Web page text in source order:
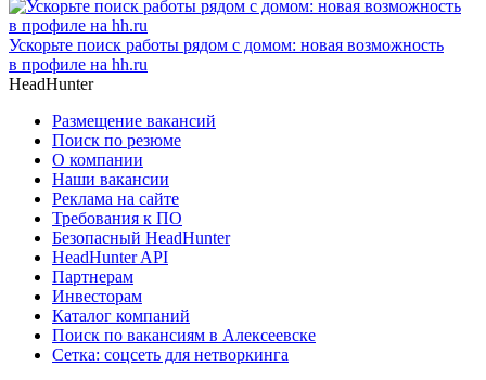
Ускорьте поиск работы рядом с домом: новая возможность
в профиле на hh.ru
HeadHunter
Размещение вакансий
Поиск по резюме
О компании
Наши вакансии
Реклама на сайте
Требования к ПО
Безопасный HeadHunter
HeadHunter API
Партнерам
Инвесторам
Каталог компаний
Поиск по вакансиям в Алексеевске
Сетка: соцсеть для нетворкинга